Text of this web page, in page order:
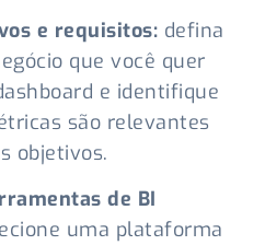
e requisitos: defina
que você quer
e identifique
são relevantes
objetivos.
de BI
uma plataforma